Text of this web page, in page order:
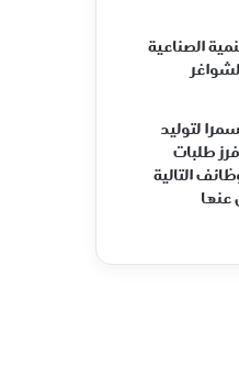
الصناعية
لتوليد
فرز طلبات
التالية
عنها